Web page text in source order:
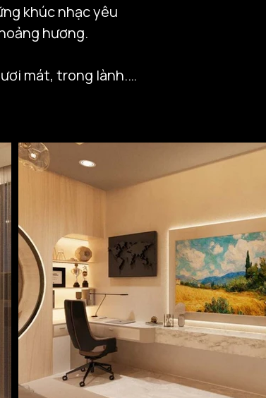
khúc nhạc yêu
hương.
mát, trong lành.